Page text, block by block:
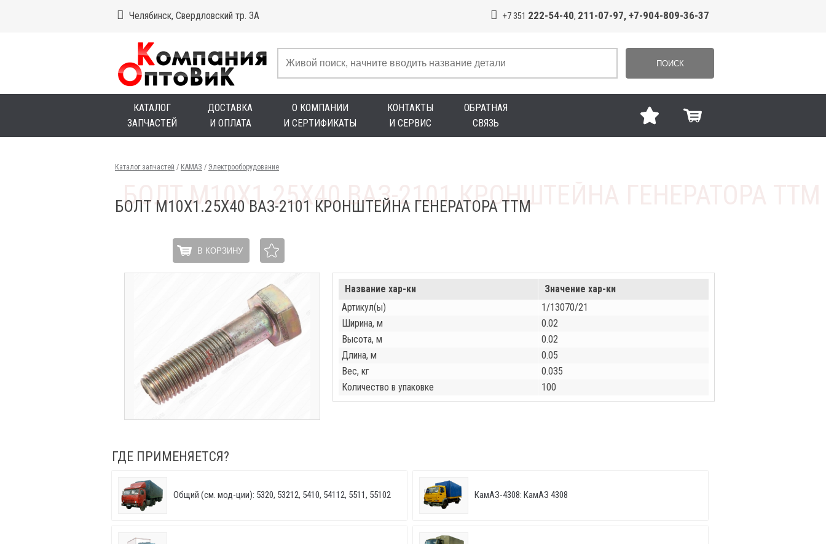
Челябинск, Свердловский тр. 3А +7 351 222-54-40, 211-07-97, +7-904-809-36-37
ПОИСК
КАТАЛОГ
ЗАПЧАСТЕЙ
ДОСТАВКА
И ОПЛАТА
О КОМПАНИИ
И СЕРТИФИКАТЫ
КОНТАКТЫ
И СЕРВИС
ОБРАТНАЯ
СВЯЗЬ
Каталог запчастей / КАМАЗ / Электрооборудование
БОЛТ М10Х1.25Х40 ВАЗ-2101 КРОНШТЕЙНА ГЕНЕРАТОРА ТТМ
В КОРЗИНУ
Название хар-ки
Значение хар-ки
Артикул(ы)
1/13070/21
Ширина, м
0.02
Высота, м
0.02
Длина, м
0.05
Вес, кг
0.035
Количество в упаковке
100
ГДЕ ПРИМЕНЯЕТСЯ?
Общий (см. мод-ции): 5320, 53212, 5410, 54112, 5511, 55102 КамАЗ-4308: КамАЗ 4308